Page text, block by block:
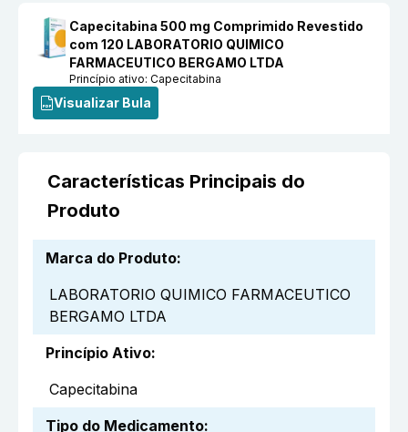
Capecitabina 500 mg Comprimido Revestido
com 120 LABORATORIO QUIMICO
FARMACEUTICO BERGAMO LTDA
Princípio ativo:Capecitabina
Visualizar Bula
Características Principais do
Produto
Marca do Produto:
LABORATORIO QUIMICO FARMACEUTICO
BERGAMO LTDA
Princípio Ativo:
Capecitabina
Tipo do Medicamento: